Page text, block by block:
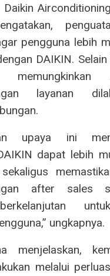
pengguna lebih
DAIKIN.
layanan
upaya ini
dapat lebih
after sales
ungkapnya.
menjelaskan,
melalui